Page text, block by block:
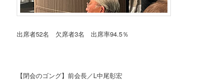
出席者52名 欠席者3名 出席率94.5％
【閉会のゴング】前会長／L中尾彰宏